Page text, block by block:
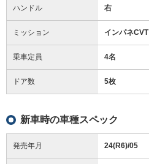
ハンドル 右
ミッション インパネCVT
乗車定員 4名
ドア数 5枚
新車時の車種スペック
発売年月 24(R6)/05